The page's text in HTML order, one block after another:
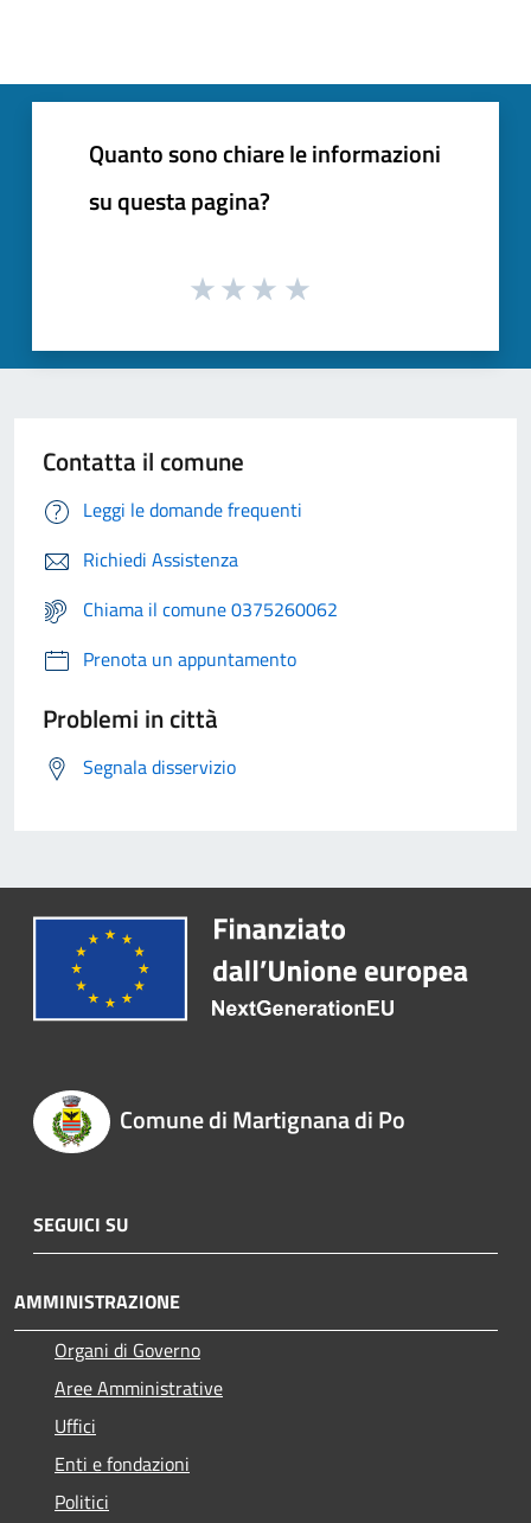
Quanto sono chiare le informazioni
su questa pagina?
Contatta il comune
Leggi le domande frequenti
Richiedi Assistenza
Chiama il comune 0375260062
Prenota un appuntamento
Problemi in città
Segnala disservizio
Comune di Martignana di Po
SEGUICI SU
AMMINISTRAZIONE
Organi di Governo
Aree Amministrative
Uffici
Enti e fondazioni
Politici